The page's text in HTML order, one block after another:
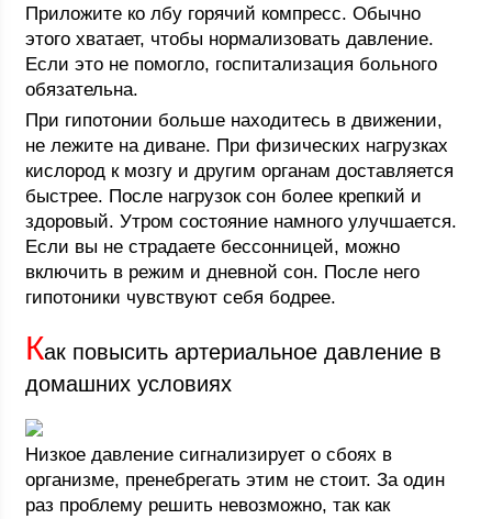
Приложите ко лбу горячий компресс. Обычно
этого хватает, чтобы нормализовать давление.
Если это не помогло, госпитализация больного
обязательна.
При гипотонии больше находитесь в движении,
не лежите на диване. При физических нагрузках
кислород к мозгу и другим органам доставляется
быстрее. После нагрузок сон более крепкий и
здоровый. Утром состояние намного улучшается.
Если вы не страдаете бессонницей, можно
включить в режим и дневной сон. После него
гипотоники чувствуют себя бодрее.
Как повысить артериальное давление в
домашних условиях
Низкое давление сигнализирует о сбоях в
организме, пренебрегать этим не стоит. За один
раз проблему решить невозможно, так как